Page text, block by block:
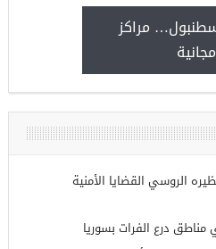
في اسطنبول… مراكز
مجانية
الروسي القضايا الأمنية